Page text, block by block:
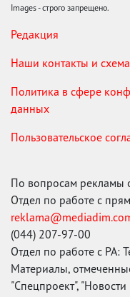
Images - строго запрещено.
Редакция
Наши контакты и
Политика в сфере
данных
Пользовательское
По вопросам рекламы
Отдел по работе с
(044) 207-97-00
Отдел по работе с РА:
Материалы,
"Спецпроект",